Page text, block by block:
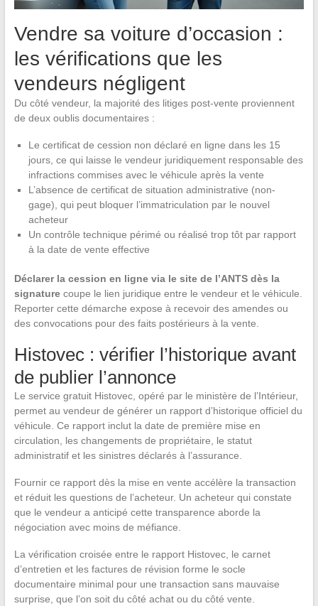
Vendre sa voiture d’occasion :
les vérifications que les
vendeurs négligent
Du côté vendeur, la majorité des litiges post-vente proviennent
de deux oublis documentaires :
Le certificat de cession non déclaré en ligne dans les 15
jours, ce qui laisse le vendeur juridiquement responsable des
infractions commises avec le véhicule après la vente
L’absence de certificat de situation administrative (non-
gage), qui peut bloquer l’immatriculation par le nouvel
acheteur
Un contrôle technique périmé ou réalisé trop tôt par rapport
à la date de vente effective
Déclarer la cession en ligne via le site de l’ANTS dès la
signaturecoupe le lien juridique entre le vendeur et le véhicule.
Reporter cette démarche expose à recevoir des amendes ou
des convocations pour des faits postérieurs à la vente.
Histovec : vérifier l’historique avant
de publier l’annonce
Le service gratuit Histovec, opéré par le ministère de l’Intérieur,
permet au vendeur de générer un rapport d’historique officiel du
véhicule. Ce rapport inclut la date de première mise en
circulation, les changements de propriétaire, le statut
administratif et les sinistres déclarés à l’assurance.
Fournir ce rapport dès la mise en vente accélère la transaction
et réduit les questions de l’acheteur. Un acheteur qui constate
que le vendeur a anticipé cette transparence aborde la
négociation avec moins de méfiance.
La vérification croisée entre le rapport Histovec, le carnet
d’entretien et les factures de révision forme le socle
documentaire minimal pour une transaction sans mauvaise
surprise, que l’on soit du côté achat ou du côté vente.